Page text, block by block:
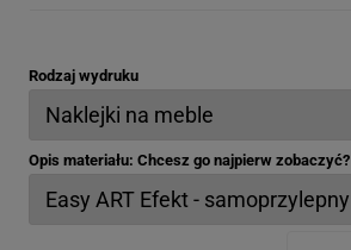
Rodzaj wydruku
Opis materiału: Chcesz go najpierw zobaczyć?